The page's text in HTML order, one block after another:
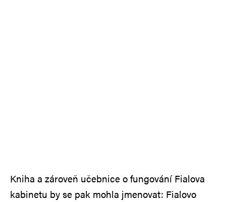
Kniha a zároveň učebnice o fungování Fialova
kabinetu by se pak mohla jmenovat: Fialovo